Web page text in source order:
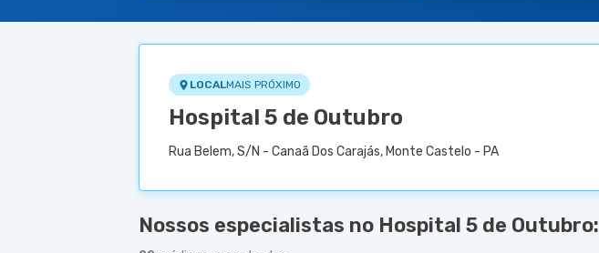
LOCALMAIS PRÓXIMO
Hospital 5 de Outubro
Rua Belem, S/N - Canaã Dos Carajás, Monte Castelo - PA
Nossos especialistas no Hospital 5 de Outubro: